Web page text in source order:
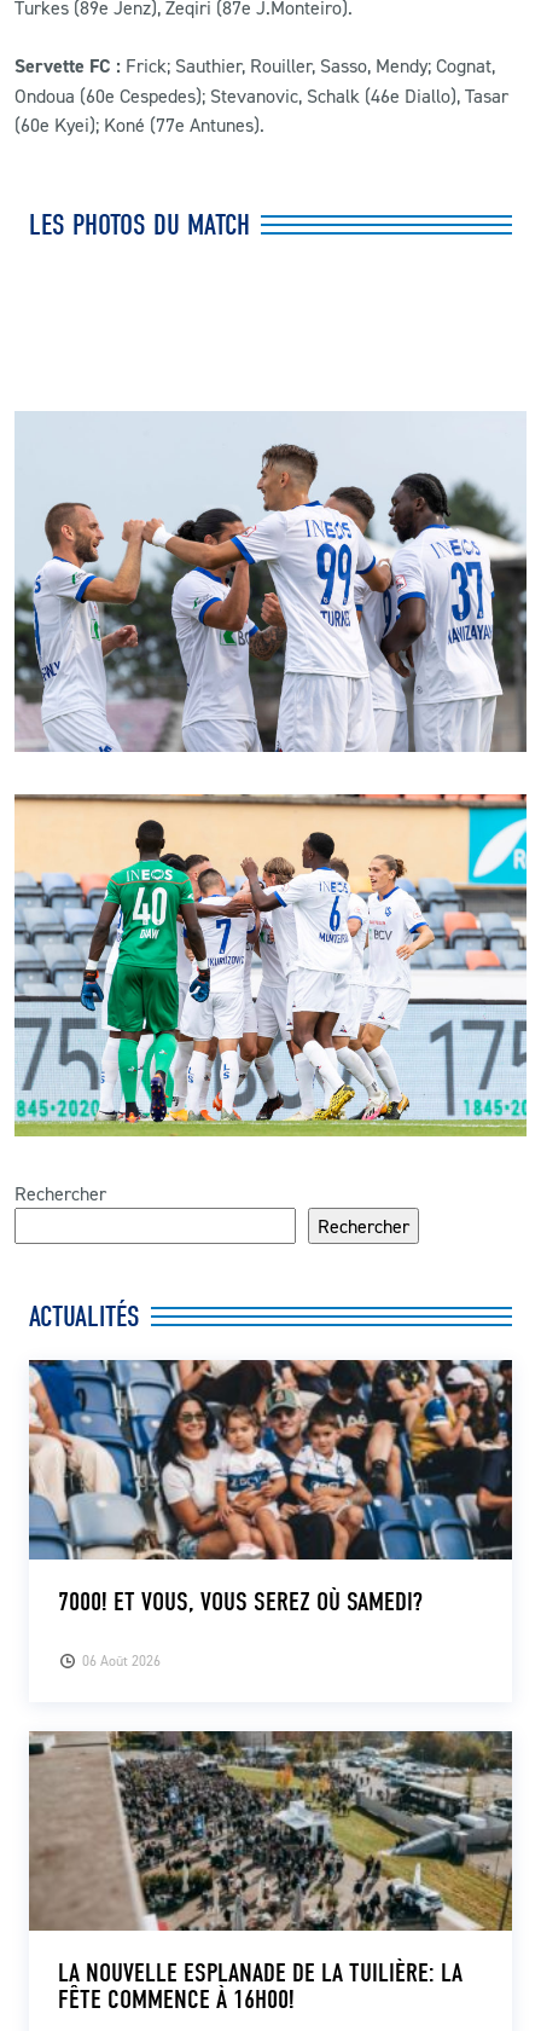
Turkes (89e Jenz), Zeqiri (87e J.Monteiro).
Servette FC : Frick; Sauthier, Rouiller, Sasso, Mendy; Cognat,
Ondoua (60e Cespedes); Stevanovic, Schalk (46e Diallo), Tasar
(60e Kyei); Koné (77e Antunes).
LES PHOTOS DU MATCH
Rechercher
Rechercher
ACTUALITÉS
06 Août 2026
7000! ET VOUS, VOUS SEREZ OÙ SAMEDI?
LA NOUVELLE ESPLANADE DE LA TUILIÈRE: LA
FÊTE COMMENCE À 16H00!